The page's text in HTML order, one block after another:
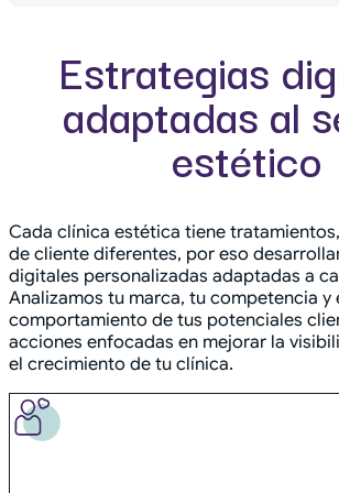
Estrategias
adaptadas al
estético
Cada clínica estética tiene
de cliente diferentes, por eso
digitales personalizadas adaptadas a
Analizamos tu marca, tu competencia y
comportamiento de tus potenciales
acciones enfocadas en mejorar la
el crecimiento de tu clínica.